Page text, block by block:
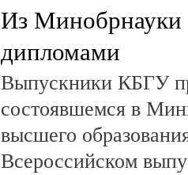
Из Минобрнауки
дипломами
Выпускники КБГУ
состоявшемся в
высшего
Всероссийском